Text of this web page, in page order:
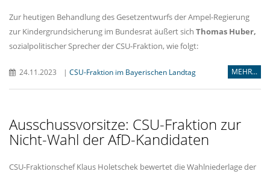
Zur heutigen Behandlung des Gesetzentwurfs der Ampel-Regierung
zur Kindergrundsicherung im Bundesrat äußert sich Thomas Huber,
sozialpolitischer Sprecher der CSU-Fraktion, wie folgt:
24.11.2023 | CSU-Fraktion im Bayerischen Landtag MEHR...
Ausschussvorsitze: CSU-Fraktion zur
Nicht-Wahl der AfD-Kandidaten
CSU-Fraktionschef Klaus Holetschek bewertet die Wahlniederlage der